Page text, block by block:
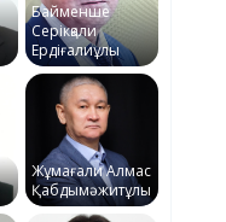
Байменше
Серікқали
Ердіғалиұлы
Жұмағали Алмас
Қабдымәжитұлы